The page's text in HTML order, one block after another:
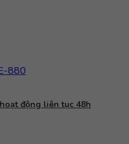
động liên tục 48h